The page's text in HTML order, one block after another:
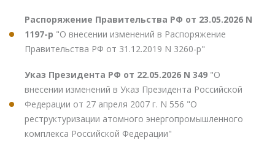
Распоряжение Правительства РФ от 23.05.2026 N
1197-р "О внесении изменений в Распоряжение
Правительства РФ от 31.12.2019 N 3260-р"
Указ Президента РФ от 22.05.2026 N 349 "О
внесении изменений в Указ Президента Российской
Федерации от 27 апреля 2007 г. N 556 "О
реструктуризации атомного энергопромышленного
комплекса Российской Федерации"